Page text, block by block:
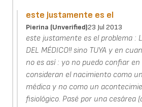
este justamente es el
Pierina (unverified)23 Jul 2013
este justamente es el problema :
DEL MÉDICO!! sino TUYA y en
no es así : yo no puedo confiar
consideran el nacimiento como
médica y no como un
fisiológico. Pasé por una cesárea